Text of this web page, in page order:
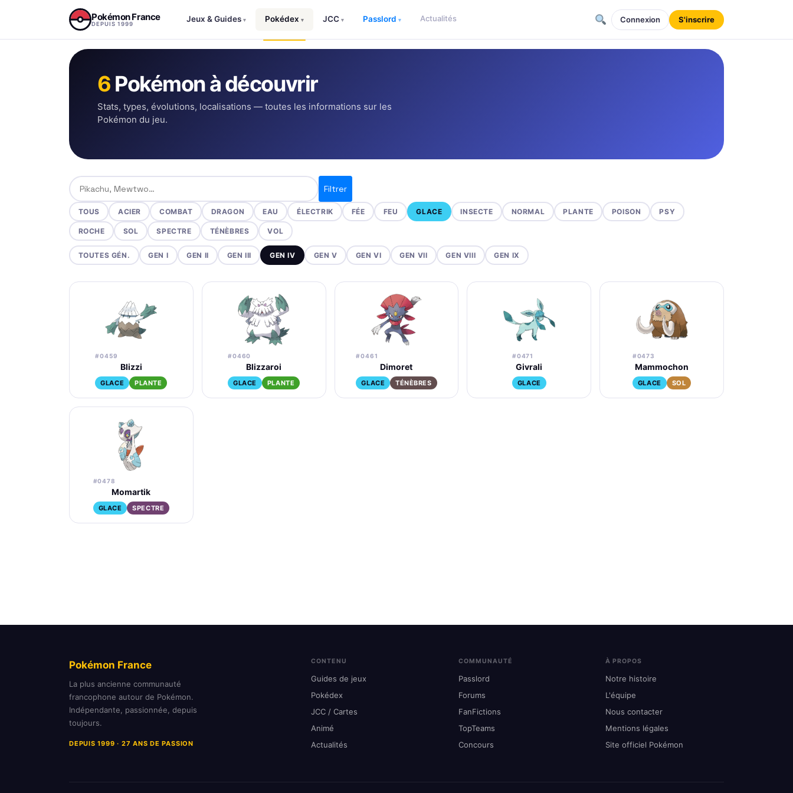
Pokémon France
DEPUIS 1999
Jeux & Guides ▾ Pokédex ▾ JCC ▾ Passlord ▾ Actualités Connexion S'inscrire
6 Pokémon à découvrir
Stats, types, évolutions, localisations — toutes les informations sur les
Pokémon du jeu.
Rechercher un Pokémon
Filtrer
TOUS ACIER COMBAT DRAGON EAU ÉLECTRIK FÉE FEU GLACE INSECTE NORMAL PLANTE POISON PSY
ROCHE SOL SPECTRE TÉNÈBRES VOL
TOUTES GÉN. GEN I GEN II GEN III GEN IV GEN V GEN VI GEN VII GEN VIII GEN IX
#0459
Blizzi
GLACE PLANTE
#0460
Blizzaroi
GLACE PLANTE
#0461
Dimoret
GLACE TÉNÈBRES
#0471
Givrali
GLACE
#0473
Mammochon
GLACE SOL
#0478
Momartik
GLACE SPECTRE
Pokémon France
La plus ancienne communauté
francophone autour de Pokémon.
Indépendante, passionnée, depuis
toujours.
DEPUIS 1999 · 27 ANS DE PASSION
CONTENU
Guides de jeux
Pokédex
JCC / Cartes
Animé
Actualités
COMMUNAUTÉ
Passlord
Forums
FanFictions
TopTeams
Concours
À PROPOS
Notre histoire
L'équipe
Nous contacter
Mentions légales
Site officiel Pokémon